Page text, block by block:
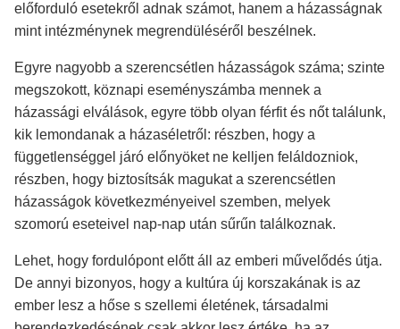
előforduló esetekről adnak számot, hanem a házasságnak
mint intézménynek megrendüléséről beszélnek.
Egyre nagyobb a szerencsétlen házasságok száma; szinte
megszokott, köznapi eseményszámba mennek a
házassági elválások, egyre több olyan férfit és nőt találunk,
kik lemondanak a házaséletről: részben, hogy a
függetlenséggel járó előnyöket ne kelljen feláldozniok,
részben, hogy biztosítsák magukat a szerencsétlen
házasságok következményeivel szemben, melyek
szomorú eseteivel nap-nap után sűrűn találkoznak.
Lehet, hogy fordulópont előtt áll az emberi művelődés útja.
De annyi bizonyos, hogy a kultúra új korszakának is az
ember lesz a hőse s szellemi életének, társadalmi